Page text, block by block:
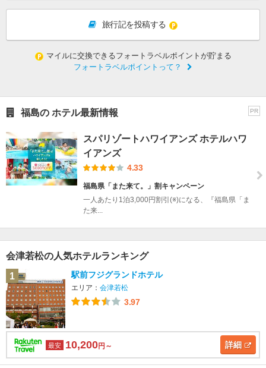
旅行記を投稿する
マイルに交換できるフォートラベルポイントが貯まる
フォートラベルポイントって？
PR
福島の ホテル最新情報
スパリゾートハワイアンズ ホテルハワ
イアンズ
4.33
福島県「また来て。」割キャンペーン
一人あたり1泊3,000円割引(※)になる、『福島県「ま
た来...
会津若松の人気ホテルランキング
1
駅前フジグランドホテル
エリア： 会津若松
3.97
最安 10,200円～ 詳細